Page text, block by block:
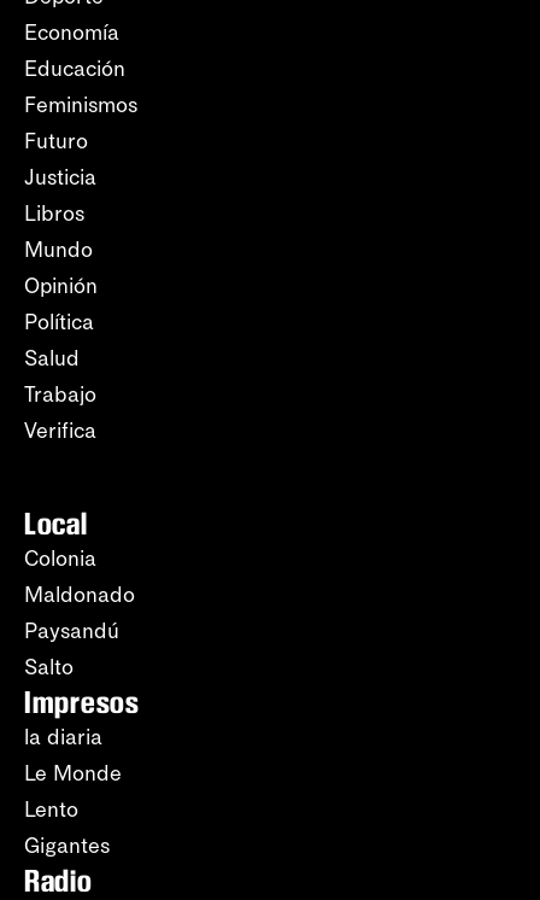
Economía
Educación
Feminismos
Futuro
Justicia
Libros
Mundo
Opinión
Política
Salud
Trabajo
Verifica
Local
Colonia
Maldonado
Paysandú
Salto
Impresos
la diaria
Le Monde
Lento
Gigantes
Radio